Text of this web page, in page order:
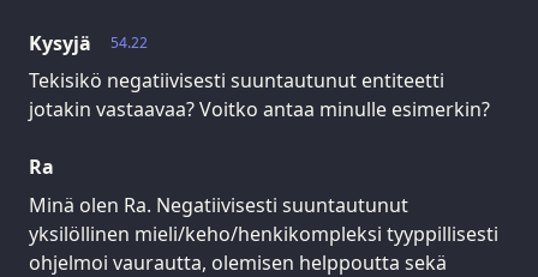
54.22
Kysyjä
Tekisikö negatiivisesti suuntautunut entiteetti
jotakin vastaavaa? Voitko antaa minulle esimerkin?
Ra
Minä olen Ra. Negatiivisesti suuntautunut
yksilöllinen mieli/keho/henkikompleksi tyyppillisesti
ohjelmoi vaurautta, olemisen helppoutta sekä